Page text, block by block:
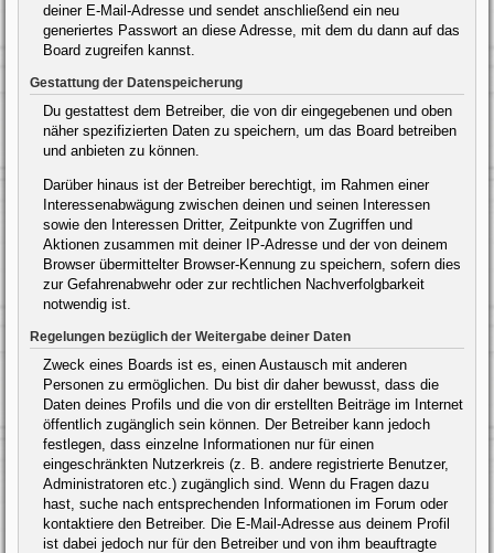
deiner E-Mail-Adresse und sendet anschließend ein neu
generiertes Passwort an diese Adresse, mit dem du dann auf das
Board zugreifen kannst.
Gestattung der Datenspeicherung
Du gestattest dem Betreiber, die von dir eingegebenen und oben
näher spezifizierten Daten zu speichern, um das Board betreiben
und anbieten zu können.
Darüber hinaus ist der Betreiber berechtigt, im Rahmen einer
Interessenabwägung zwischen deinen und seinen Interessen
sowie den Interessen Dritter, Zeitpunkte von Zugriffen und
Aktionen zusammen mit deiner IP-Adresse und der von deinem
Browser übermittelter Browser-Kennung zu speichern, sofern dies
zur Gefahrenabwehr oder zur rechtlichen Nachverfolgbarkeit
notwendig ist.
Regelungen bezüglich der Weitergabe deiner Daten
Zweck eines Boards ist es, einen Austausch mit anderen
Personen zu ermöglichen. Du bist dir daher bewusst, dass die
Daten deines Profils und die von dir erstellten Beiträge im Internet
öffentlich zugänglich sein können. Der Betreiber kann jedoch
festlegen, dass einzelne Informationen nur für einen
eingeschränkten Nutzerkreis (z. B. andere registrierte Benutzer,
Administratoren etc.) zugänglich sind. Wenn du Fragen dazu
hast, suche nach entsprechenden Informationen im Forum oder
kontaktiere den Betreiber. Die E-Mail-Adresse aus deinem Profil
ist dabei jedoch nur für den Betreiber und von ihm beauftragte